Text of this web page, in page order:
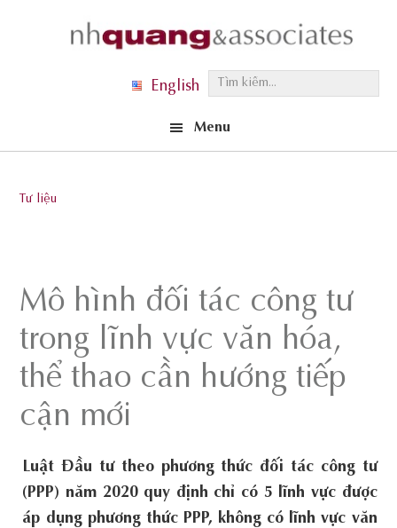
m
.
English
Menu
Tư liệu
Mô hình đối tác công tư
trong lĩnh vực văn hóa,
thể thao cần hướng tiếp
cận mới
Luật Đầu tư theo phương thức đối tác công tư
(PPP) năm 2020 quy định chỉ có 5 lĩnh vực được
áp dụng phương thức PPP, không có lĩnh vực văn